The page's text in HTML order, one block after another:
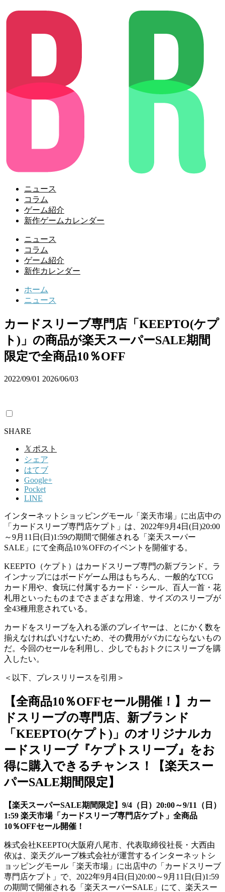
ニュース
コラム
ゲーム紹介
新作ゲームカレンダー
ニュース
コラム
ゲーム紹介
新作カレンダー
ホーム
ニュース
カードスリーブ専門店「KEEPTO(ケプ
ト)」の商品が楽天スーパーSALE期間
限定で全商品10％OFF
2022/09/01 2026/06/03
SHARE
𝕏 ポスト
シェア
はてブ
Google+
Pocket
LINE
インターネットショッピングモール「楽天市場」に出店中の
「カードスリーブ専門店ケプト」は、2022年9月4日(日)20:00
～9月11日(日)1:59の期間で開催される「楽天スーパー
SALE」にて全商品10％OFFのイベントを開催する。
KEEPTO（ケプト）はカードスリーブ専門の新ブランド。ラ
インナップにはボードゲーム用はもちろん、一般的なTCG
カード用や、食玩に付属するカード・シール、百人一首・花
札用といったものまでさまざまな用途、サイズのスリーブが
全43種用意されている。
カードをスリーブを入れる派のプレイヤーは、とにかく数を
揃えなければいけないため、その費用がバカにならないもの
だ。今回のセールを利用し、少しでもおトクにスリーブを購
入したい。
＜以下、プレスリリースを引用＞
【全商品10％OFFセール開催！】カー
ドスリーブの専門店、新ブランド
「KEEPTO(ケプト)」のオリジナルカ
ードスリーブ『ケプトスリーブ』をお
得に購入できるチャンス！【楽天スー
パーSALE期間限定】
【楽天スーパーSALE期間限定】9/4（日）20:00～9/11（日）
1:59 楽天市場「カードスリーブ専門店ケプト」全商品
10％OFFセール開催！
株式会社KEEPTO(大阪府八尾市、代表取締役社長・大西由
依)は、楽天グループ株式会社が運営するインターネットシ
ョッピングモール「楽天市場」に出店中の「カードスリーブ
専門店ケプト」で、2022年9月4日(日)20:00～9月11日(日)1:59
の期間で開催される「楽天スーパーSALE」にて、楽天スー